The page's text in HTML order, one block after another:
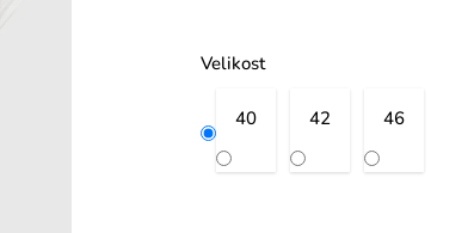
Velikost
40 42 46